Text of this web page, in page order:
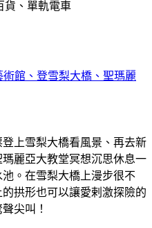
貨、單軌電車
館、登雪梨大橋、聖瑪麗
上雪梨大橋看風景、再去新
麗亞大教堂冥想沉思休息一
。在雪梨大橋上漫步很不
拱形也可以讓愛剌激探險的
尖叫！